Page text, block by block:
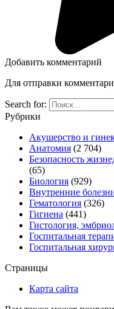
Добавить комментарий
Для отправки
Search for:
Рубрики
Акушерство и
Анатомия (2 704)
Безопасность
(65)
Биология (929)
Внутренние
Гематология (326)
Гигиена (441)
Гистология,
Госпитальная
Госпитальная
Страницы
Карта сайта